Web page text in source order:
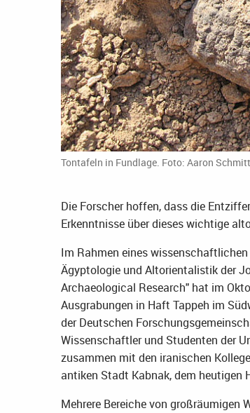
Tontafeln in Fundlage. Foto: Aaron
Die Forscher hoffen, dass die
Erkenntnisse über dieses wichtige
Im Rahmen eines
Ägyptologie und Altorientalistik der
Archaeological Research" hat im
Ausgrabungen in Haft Tappeh im
der Deutschen
Wissenschaftler und Studenten der
zusammen mit den iranischen
antiken Stadt Kabnak, dem heutigen
Mehrere Bereiche von